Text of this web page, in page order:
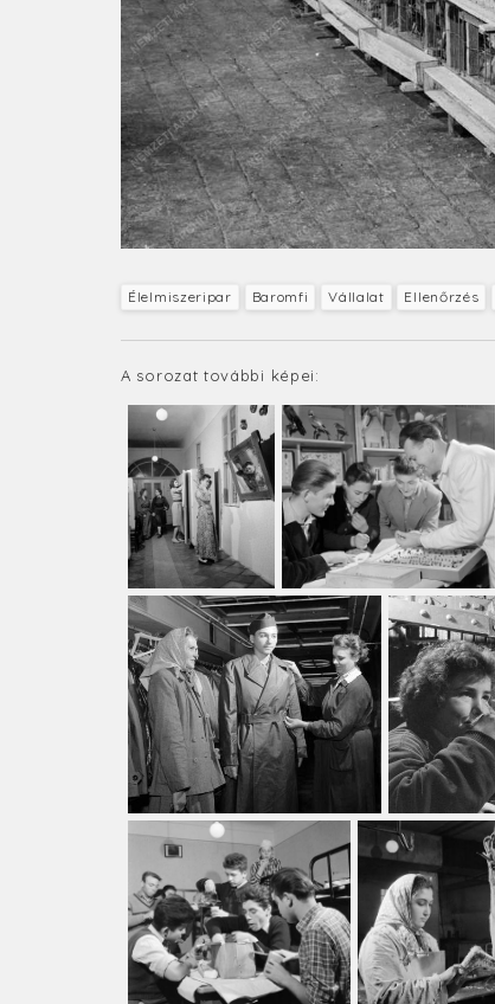
Élelmiszeripar Baromfi Vállalat Ellenőrzés
A sorozat további képei: